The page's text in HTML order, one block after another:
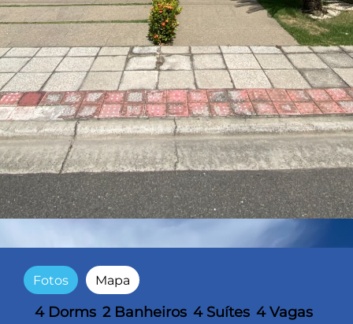
Fotos Mapa
4 Dorms 2 Banheiros 4 Suítes 4 Vagas